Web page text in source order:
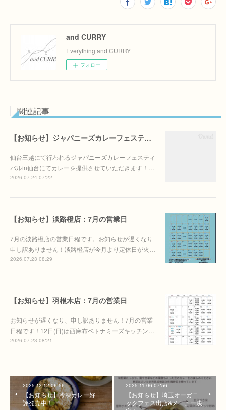
and CURRY
Everything and CURRY
フォロー
関連記事
【お知らせ】ジャパニーズカレーフェスティバルin仙台に出店します！
仙台三越にて行われるジャパニーズカレーフェスティ
バルin仙台にてカレーを提供させていただきます！…
2026.07.24 07:22
【お知らせ】淡路橙店：7月の営業日
7月の淡路橙店の営業日程です。お知らせが遅くなり
申し訳ありません！淡路橙店が今月より定休日が火…
2026.07.23 08:29
【お知らせ】羽根木店：7月の営業日
お知らせが遅くなり、申し訳ありません！7月の営業
日程です！12日(日)は西麻布ベトナミーズキッチン…
2026.07.23 08:21
2025.12.12 06:56
【お知らせ】冷凍カレー好
評発売中！
2025.11.06 07:56
【お知らせ】埼玉オーガニ
ックフェス出店&メニュー決